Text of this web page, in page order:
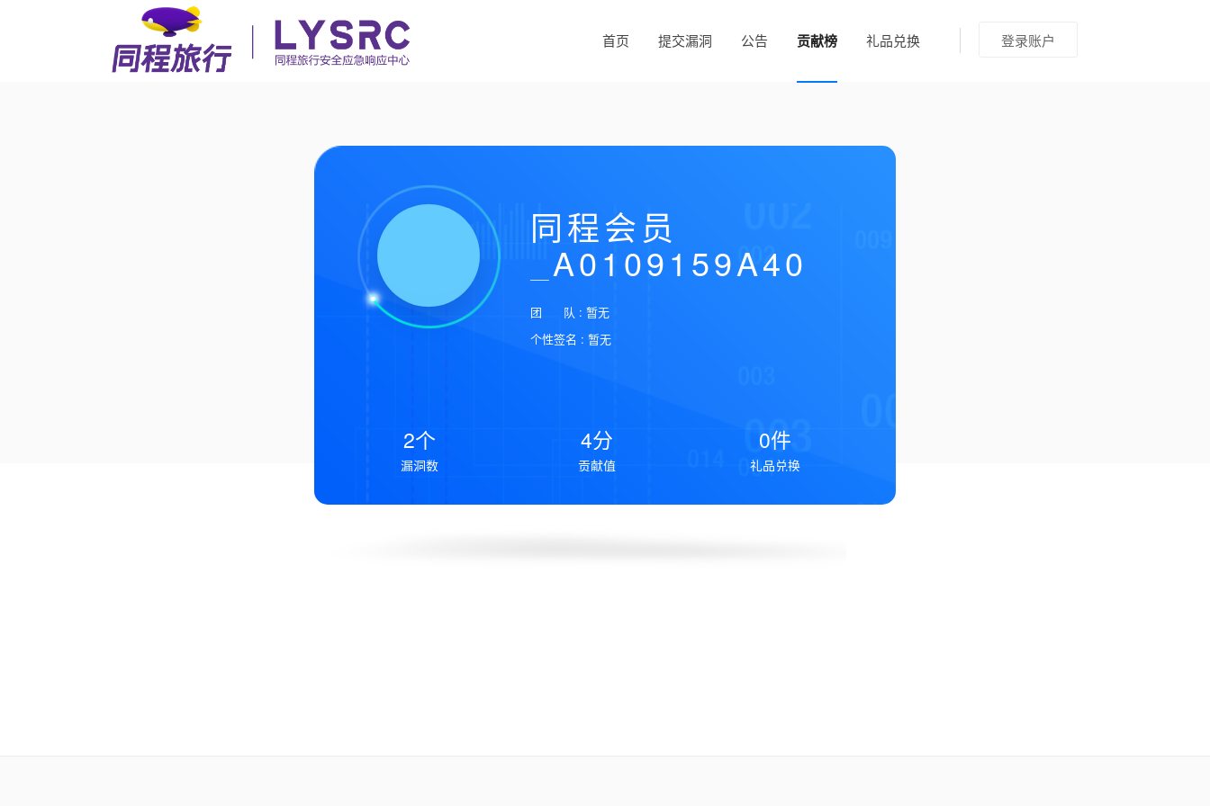
登录账户
首页 提交漏洞 公告 贡献榜 礼品兑换
同程会员
_A0109159A40
团 队 : 暂无
个性签名 : 暂无
2个
漏洞数
4分
贡献值
0件
礼品兑换